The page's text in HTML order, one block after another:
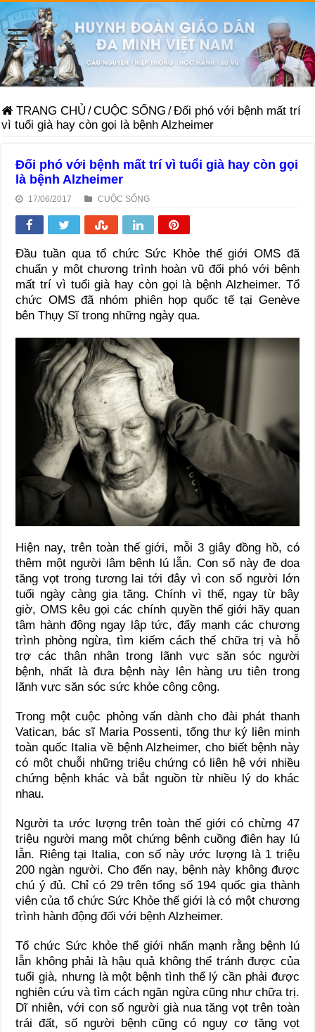
TRANG CHỦ /CUỘC SỐNG /Đối phó với bệnh mất trí
vì tuổi già hay còn gọi là bệnh Alzheimer
Đối phó với bệnh mất trí vì tuổi già hay còn gọi
là bệnh Alzheimer
17/06/2017 CUỘC SỐNG
Đầu tuần qua tổ chức Sức Khỏe thế giới OMS đã
chuẩn y một chương trình hoàn vũ đối phó với bệnh
mất trí vì tuổi già hay còn gọi là bệnh Alzheimer. Tổ
chức OMS đã nhóm phiên họp quốc tế tại Genève
bên Thụy Sĩ trong những ngày qua.
Hiện nay, trên toàn thế giới, mỗi 3 giây đồng hồ, có
thêm một người lâm bệnh lú lẫn. Con số này đe dọa
tăng vọt trong tương lai tới đây vì con số người lớn
tuổi ngày càng gia tăng. Chính vì thế, ngay từ bây
giờ, OMS kêu gọi các chính quyền thế giới hãy quan
tâm hành động ngay lập tức, đẩy mạnh các chương
trình phòng ngừa, tìm kiếm cách thế chữa trị và hỗ
trợ các thân nhân trong lãnh vực săn sóc người
bệnh, nhất là đưa bệnh này lên hàng ưu tiên trong
lãnh vực săn sóc sức khỏe công cộng.
Trong một cuộc phỏng vấn dành cho đài phát thanh
Vatican, bác sĩ Maria Possenti, tổng thư ký liên minh
toàn quốc Italia về bệnh Alzheimer, cho biết bệnh này
có một chuỗi những triệu chứng có liên hệ với nhiều
chứng bệnh khác và bắt nguồn từ nhiều lý do khác
nhau.
Người ta ước lượng trên toàn thế giới có chừng 47
triệu người mang một chứng bệnh cuồng điên hay lú
lẫn. Riêng tại Italia, con số này ước lượng là 1 triệu
200 ngàn người. Cho đến nay, bệnh này không được
chú ý đủ. Chỉ có 29 trên tổng số 194 quốc gia thành
viên của tổ chức Sức Khỏe thế giới là có một chương
trình hành động đối với bệnh Alzheimer.
Tổ chức Sức khỏe thế giới nhấn mạnh rằng bệnh lú
lẫn không phải là hậu quả không thể tránh được của
tuổi già, nhưng là một bệnh tình thể lý cần phải được
nghiên cứu và tìm cách ngăn ngừa cũng như chữa trị.
Dĩ nhiên, với con số người già nua tăng vọt trên toàn
trái đất, số người bệnh cũng có nguy cơ tăng vọt